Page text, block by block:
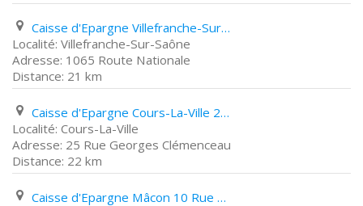
Caisse d'Epargne Villefranche-Sur-Saône 1065 Route Nationale
Villefranche-Sur-Saône
1065 Route Nationale
21 km
Caisse d'Epargne Cours-La-Ville 25 Rue Georges Clémenceau
Cours-La-Ville
25 Rue Georges Clémenceau
22 km
Caisse d'Epargne Mâcon 10 Rue Gabriel Jeanton